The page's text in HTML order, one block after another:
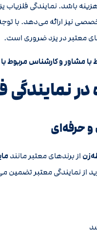
باشد. نمایندگی فلزیاب
نیز ارائه می‌دهد. با
معتبر در یزد ضروری است.
با مشاور و کارشناس مربوط
نمایندگی
از برندهای معتبر مانند
از نمایندگی معتبر تضمین